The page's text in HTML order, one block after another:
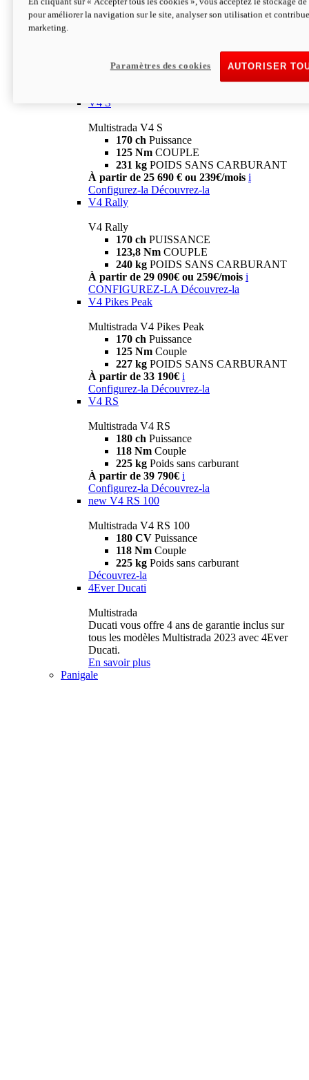
V4
229 KgPOIDS SANS CARBURANT
V4 S
Multistrada V4 S
170 ch Puissance
125 Nm COUPLE
231 kg POIDS SANS CARBURANT
À partir de 25 690 € ou 239€/mois i
Configurez-la Découvrez-la
V4 Rally
V4 Rally
170 ch PUISSANCE
123,8 Nm COUPLE
240 kg POIDS SANS CARBURANT
À partir de 29 090€ ou 259€/mois i
CONFIGUREZ-LA Découvrez-la
V4 Pikes Peak
Multistrada V4 Pikes Peak
170 ch Puissance
125 Nm Couple
227 kg POIDS SANS CARBURANT
À partir de 33 190€ i
Configurez-la Découvrez-la
V4 RS
Multistrada V4 RS
180 ch Puissance
118 Nm Couple
225 kg Poids sans carburant
À partir de 39 790€ i
Configurez-la Découvrez-la
new V4 RS 100
Multistrada V4 RS 100
180 CV Puissance
118 Nm Couple
225 kg Poids sans carburant
Découvrez-la
4Ever Ducati
Multistrada
Ducati vous offre 4 ans de garantie inclus sur
tous les modèles Multistrada 2023 avec 4Ever
Ducati.
En savoir plus
Panigale
pour améliorer la navigation sur le site, analyser son utilisation et
marketing.
AUTORISER
Paramètres des cookies